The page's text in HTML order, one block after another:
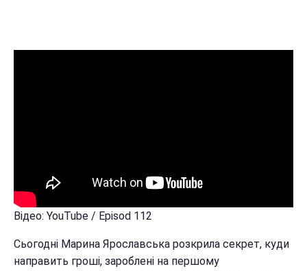
Відео: YouTube / Episod 112
Сьогодні Марина Ярославська розкрила секрет, куди
направить гроші, зароблені на першому